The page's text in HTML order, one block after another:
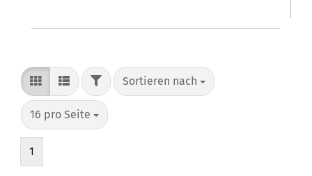
FILTERSortieren nach
Sortieren nach
16 pro Seite
pro Seite
1